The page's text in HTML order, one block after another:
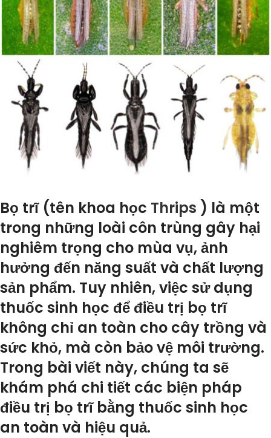
Bọ trĩ (tên khoa học Thrips ) là một
trong những loài côn trùng gây hại
nghiêm trọng cho mùa vụ, ảnh
hưởng đến năng suất và chất lượng
sản phẩm. Tuy nhiên, việc sử dụng
thuốc sinh học để điều trị bọ trĩ
không chỉ an toàn cho cây trồng và
sức khỏ, mà còn bảo vệ môi trường.
Trong bài viết này, chúng ta sẽ
khám phá chi tiết các biện pháp
điều trị bọ trĩ bằng thuốc sinh học
an toàn và hiệu quả.